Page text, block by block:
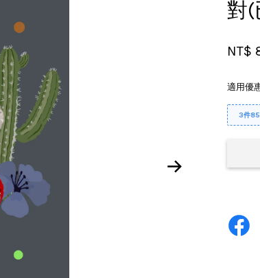
對(
NT$
適用優
3件